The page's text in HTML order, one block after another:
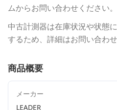
ムからお問い合わせください。
中古計測器は在庫状況や状態
するため、詳細はお問い合わせ
商品概要
メーカー
LEADER